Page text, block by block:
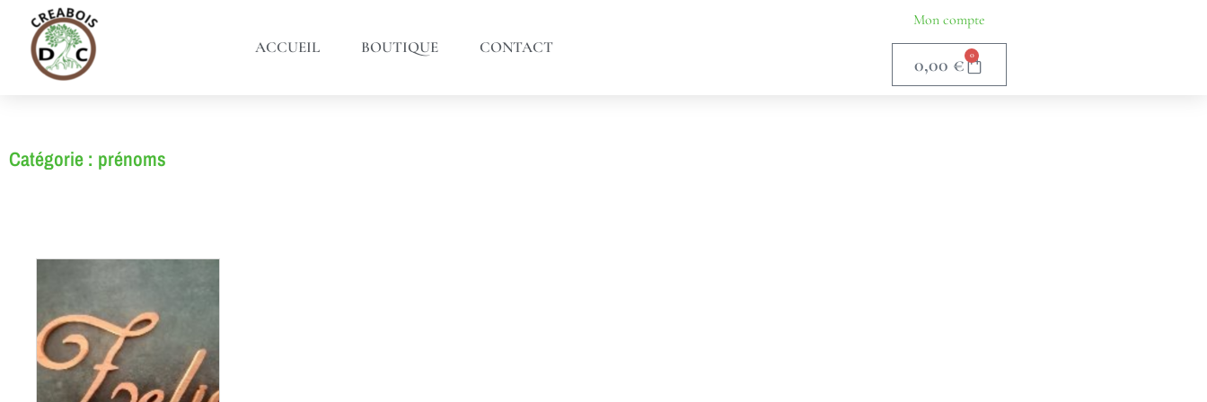
ACCUEIL BOUTIQUE CONTACT
Mon compte
0,00 € 0
Catégorie : prénoms